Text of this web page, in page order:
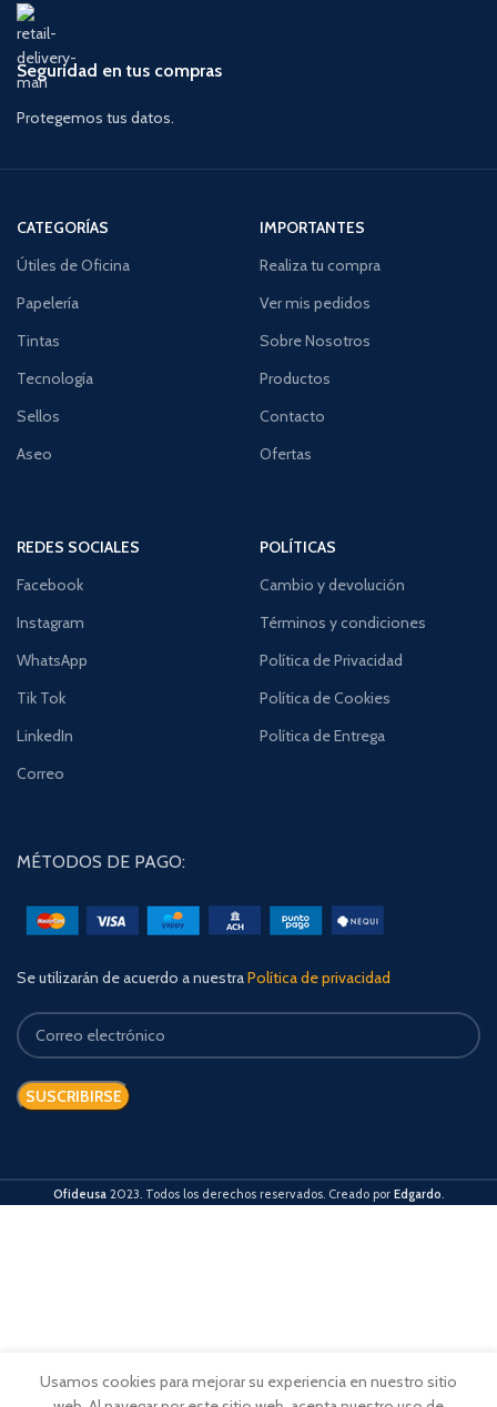
Seguridad en tus compras
Protegemos tus datos.
CATEGORÍAS
Útiles de Oficina
Papelería
Tintas
Tecnología
Sellos
Aseo
IMPORTANTES
Realiza tu compra
Ver mis pedidos
Sobre Nosotros
Productos
Contacto
Ofertas
REDES SOCIALES
Facebook
Instagram
WhatsApp
Tik Tok
LinkedIn
Correo
POLÍTICAS
Cambio y devolución
Términos y condiciones
Política de Privacidad
Política de Cookies
Política de Entrega
MÉTODOS DE PAGO:
Se utilizarán de acuerdo a nuestraPolítica de privacidad
Ofideusa 2023. Todos los derechos reservados. Creado por Edgardo.
Usamos cookies para mejorar su experiencia en nuestro sitio